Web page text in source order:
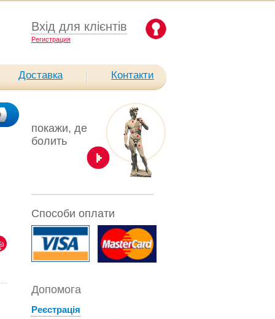
Вхід для клієнтів
Pегистрация
Доставка Контакти
покажи, де
болить
Способи оплати
Допомога
Реєстрація